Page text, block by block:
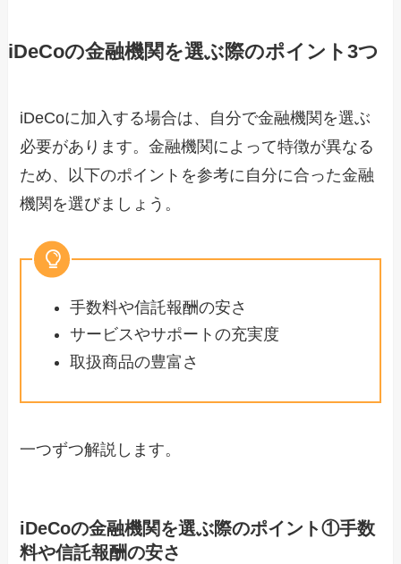
iDeCoの金融機関を選ぶ際のポイント3つ
iDeCoに加入する場合は、自分で金融機関を選ぶ
必要があります。金融機関によって特徴が異なる
ため、以下のポイントを参考に自分に合った金融
機関を選びましょう。
手数料や信託報酬の安さ
サービスやサポートの充実度
取扱商品の豊富さ
一つずつ解説します。
iDeCoの金融機関を選ぶ際のポイント①手数
料や信託報酬の安さ